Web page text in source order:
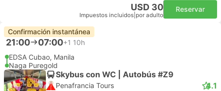
USD 30
Impuestos incluidos por adulto
Reservar
Confirmación instantánea
21:00 07:00+1 10h
EDSA Cubao, Manila
Naga Puregold
Skybus con WC | Autobús #Z9
Penafrancia Tours 4.1